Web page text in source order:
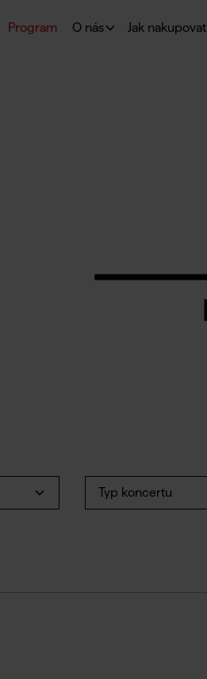
Program O nás Jak nakupovat
Typ koncertu